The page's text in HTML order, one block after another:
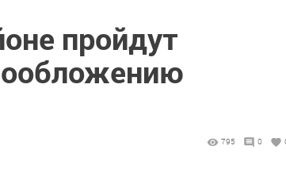
пройдут
795 0